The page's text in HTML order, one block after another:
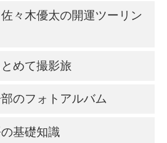
々木優太の開運ツーリン
めて撮影旅
のフォトアルバム
基礎知識